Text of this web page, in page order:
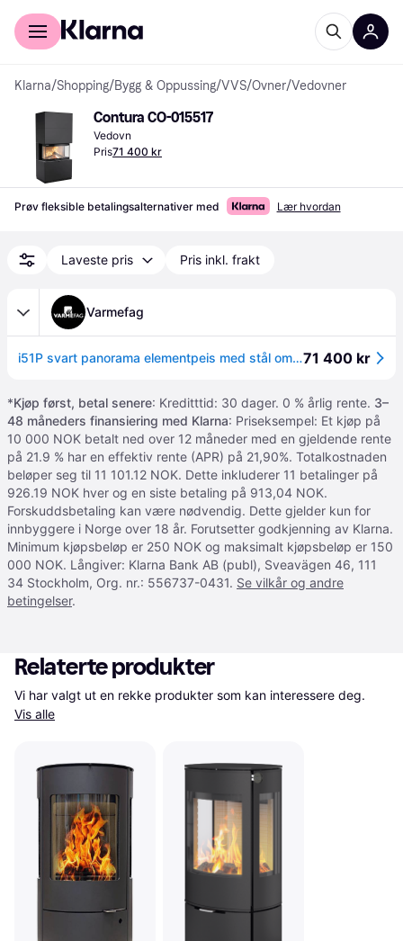
For kunder
Klarna/Shopping/Bygg & Oppussing/VVS/Ovner/Vedovner
Contura CO-015517
Vedovn
Pris71 400 kr
Prøv fleksible betalingsalternativer med Lær hvordan
Laveste pris Pris inkl. frakt
Varmefag
i51P svart panorama elementpeis med stål omramming71 400 kr
*Kjøp først, betal senere: Kreditttid: 30 dager. 0 % årlig rente. 3–
48 måneders finansiering med Klarna: Priseksempel: Et kjøp på
10 000 NOK betalt ned over 12 måneder med en gjeldende rente
på 21.9 % har en effektiv rente (APR) på 21,90%. Totalkostnaden
beløper seg til 11 101.12 NOK. Dette inkluderer 11 betalinger på
926.19 NOK hver og en siste betaling på 913,04 NOK.
Forskuddsbetaling kan være nødvendig. Dette gjelder kun for
innbyggere i Norge over 18 år. Forutsetter godkjenning av Klarna.
Minimum kjøpsbeløp er 250 NOK og maksimalt kjøpsbeløp er 150
000 NOK. Långiver: Klarna Bank AB (publ), Sveavägen 46, 111
34 Stockholm, Org. nr.: 556737-0431. Se vilkår og andre
betingelser.
Relaterte produkter
Vis alle